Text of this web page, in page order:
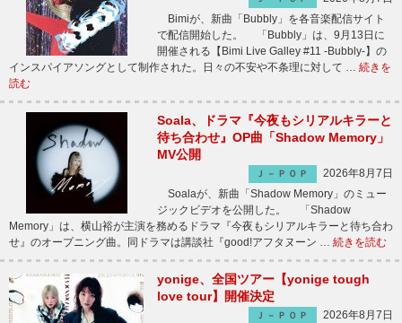
Bimiが、新曲「Bubbly」を各音楽配信サイト
で配信開始した。 「Bubbly」は、9月13日に
開催される【Bimi Live Galley #11 -Bubbly-】の
インスパイアソングとして制作された。日々の不安や不条理に対して … 続きを
読む
Soala、ドラマ『今夜もシリアルキラーと
待ち合わせ』OP曲「Shadow Memory」
MV公開
Ｊ－ＰＯＰ
2026年8月7日
Soalaが、新曲「Shadow Memory」のミュー
ジックビデオを公開した。 「Shadow
Memory」は、横山裕が主演を務めるドラマ『今夜もシリアルキラーと待ち合わ
せ』のオープニング曲。同ドラマは講談社『good!アフタヌーン … 続きを読む
yonige、全国ツアー【yonige tough
love tour】開催決定
Ｊ－ＰＯＰ
2026年8月7日